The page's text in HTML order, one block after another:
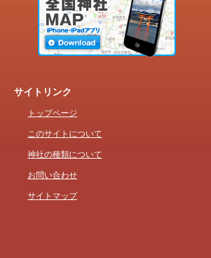
サイトリンク
トップページ
このサイトについて
神社の種類について
お問い合わせ
サイトマップ